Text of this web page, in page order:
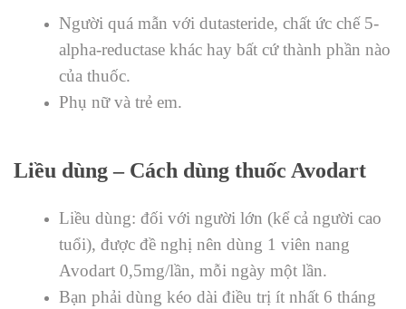
Người quá mẫn với dutasteride, chất ức chế 5-
alpha-reductase khác hay bất cứ thành phần nào
của thuốc.
Phụ nữ và trẻ em.
Liều dùng – Cách dùng thuốc Avodart
Liều dùng: đối với người lớn (kể cả người cao
tuổi), được đề nghị nên dùng 1 viên nang
Avodart 0,5mg/lần, mỗi ngày một lần.
Bạn phải dùng kéo dài điều trị ít nhất 6 tháng